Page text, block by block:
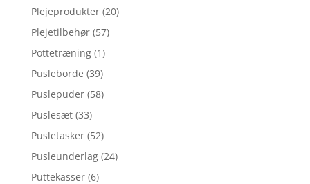
Plejeprodukter (20)
Plejetilbehør (57)
Pottetræning (1)
Pusleborde (39)
Puslepuder (58)
Puslesæt (33)
Pusletasker (52)
Pusleunderlag (24)
Puttekasser (6)